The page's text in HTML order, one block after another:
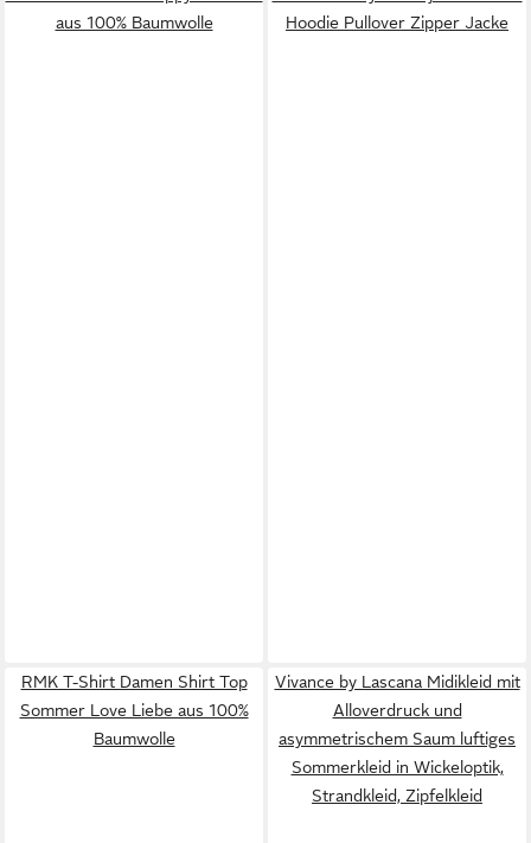
aus 100% Baumwolle
Hoodie Pullover Zipper Jacke
RMK T-Shirt Damen Shirt Top
Sommer Love Liebe aus 100%
Baumwolle
Vivance by Lascana Midikleid mit
Alloverdruck und
asymmetrischem Saum luftiges
Sommerkleid in Wickeloptik,
Strandkleid, Zipfelkleid